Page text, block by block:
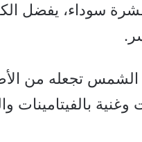
سوداء، يفضل
الشمس تجعله من
بالفيتامينات